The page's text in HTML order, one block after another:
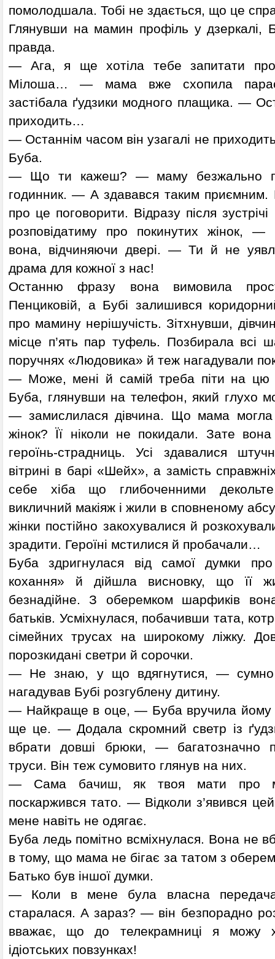
помолодшала. Тобі не здається, що це
Глянувши на мамин профіль у
правда.
— Ага, я ще хотіла тебе запитати про
Мілоша… — мама вже схопила
застібала ґудзики модного плащика. —
приходить…
— Останнім часом він узагалі не
Буба.
— Що ти кажеш? — маму безжально
годинник. — А здавався таким
про це поговорити. Відразу після
розповідатиму про покинутих жінок, —
вона, відчиняючи двері. — Ти й не
драма для кожної з нас!
Останню фразу вона вимовила
Пенциковій, а Бубі залишився
про мамину нерішучість. Зітхнувши,
місце п’ять пар туфель. Позбирала всі
поручнях «Людовика» й теж нагадували
— Може, мені й самій треба піти на цю
Буба, глянувши на телефон, який глухо
— замислилася дівчина. Що мама могла
жінок? Її ніколи не покидали. Зате
героїнь-страдниць. Усі здавалися
вітрині в барі «Шейх», а замість
себе хіба що глибоченними
викличний макіяж і жили в сповненому
жінки постійно закохувалися й
зрадити. Героїні мстилися й пробачали…
Буба здригнулася від самої думки
кохання» й дійшла висновку, що її
безнадійне. З оберемком шарфиків
батьків. Усміхнулася, побачивши тата,
сімейних трусах на широкому ліжку.
порозкидані светри й сорочки.
— Не знаю, у що вдягнутися, — сумно
нагадував Бубі розгублену дитину.
— Найкраще в оце, — Буба вручила йому
ще це. — Додала скромний светр із
вбрати довші брюки, — багатозначно
труси. Він теж сумовито глянув на них.
— Сама бачиш, як твоя мати про
поскаржився тато. — Відколи з’явився
мене навіть не одягає.
Буба ледь помітно всміхнулася. Вона не
в тому, що мама не бігає за татом з
Батько був іншої думки.
— Коли в мене була власна
старалася. А зараз? — він безпорадно
вважає, що до телекрамниці я можу
ідіотських повзунках!